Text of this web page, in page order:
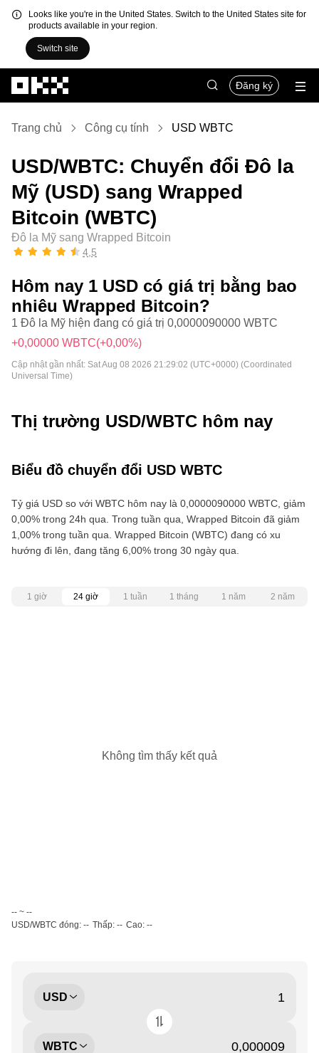
Looks like you're in the United States. Switch to the United States site for
products available in your region.
Switch site
Đăng ký
Trang chủ Công cụ tính USD WBTC
USD/WBTC: Chuyển đổi Đô la
Mỹ (USD) sang Wrapped
Bitcoin (WBTC)
Đô la Mỹ sang Wrapped Bitcoin
4,5
Hôm nay 1 USD có giá trị bằng bao
nhiêu Wrapped Bitcoin?
1 Đô la Mỹ hiện đang có giá trị 0,0000090000 WBTC
+0,00000 WBTC(+0,00%)
Cập nhật gần nhất: Sat Aug 08 2026 21:29:02 (UTC+0000) (Coordinated
Universal Time)
Thị trường USD/WBTC hôm nay
Biểu đồ chuyển đổi USD WBTC
Tỷ giá USD so với WBTC hôm nay là 0,0000090000 WBTC, giảm
0,00% trong 24h qua. Trong tuần qua, Wrapped Bitcoin đã giảm
1,00% trong tuần qua. Wrapped Bitcoin (WBTC) đang có xu
hướng đi lên, đang tăng 6,00% trong 30 ngày qua.
1 giờ 24 giờ 1 tuần 1 tháng 1 năm 2 năm
Không tìm thấy kết quả
-- ~ --
USD/WBTC đóng: -- Thấp: -- Cao: --
USD
WBTC